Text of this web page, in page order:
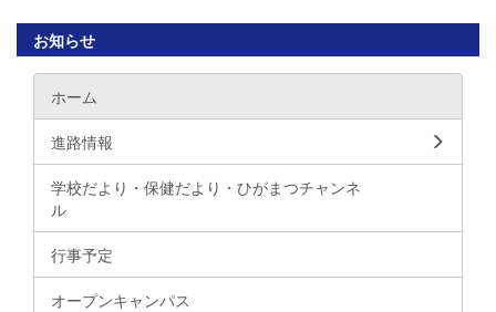
お知らせ
ホーム
進路情報
学校だより・保健だより・ひがまつチャンネ
ル
行事予定
オープンキャンパス